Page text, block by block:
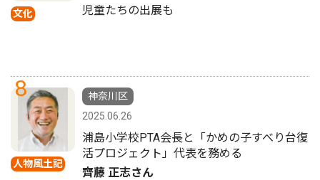
文化
児童たちの出展も
8
人物風土記
神奈川区
2025.06.26
浦島小学校PTA会長と「かめの子すべり台復
活プロジェクト」代表を務める
齊藤 正志さん